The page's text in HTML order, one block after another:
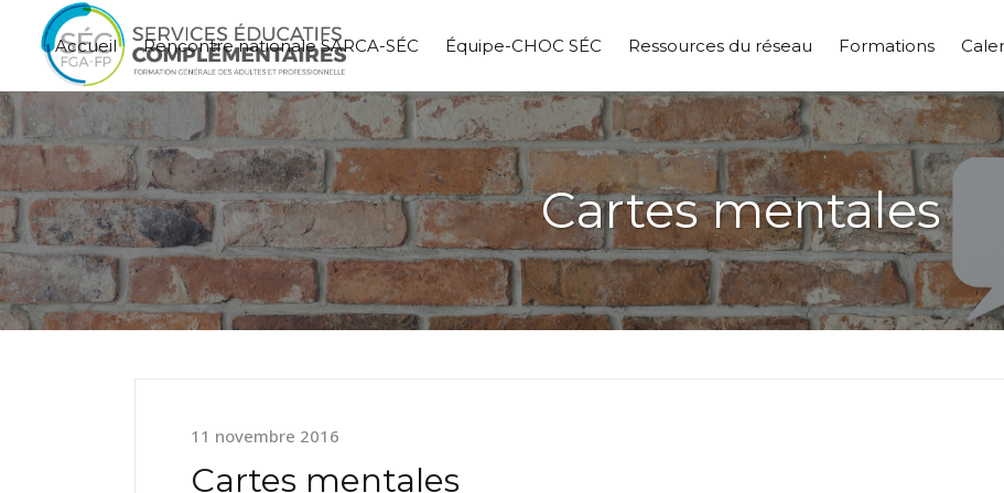
Accueil Rencontre nationale SARCA-SÉC Équipe-CHOC SÉC Ressources du réseau Formations
Cartes mentales
11 novembre 2016
Cartes mentales